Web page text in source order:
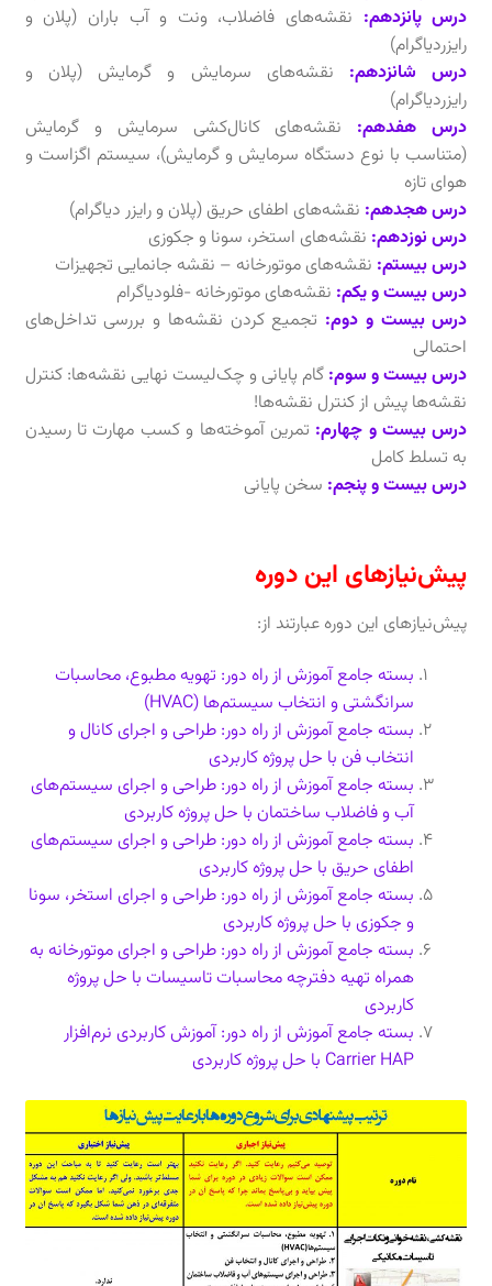
درس پانزدهم: نقشه‌های فاضلاب، ونت و آب باران ‌(پلان و
رایزردیاگرام)
درس شانزدهم: نقشه‌های سرمایش و گرمایش (پلان و
رایزردیاگرام)
درس هفدهم: نقشه‌های کانال‌کشی سرمایش و گرمایش
(متناسب با نوع دستگاه سرمایش و گرمایش)، سیستم اگزاست و
هوای تازه
درس هجدهم: نقشه‌های اطفای حریق (پلان و رایزر دیاگرام)
درس نوزدهم: نقشه‌های استخر، سونا و جکوزی
درس بیستم: نقشه‌های موتورخانه – نقشه جانمایی تجهیزات
درس بیست و یکم: نقشه‌های موتورخانه -فلودیاگرام
درس بیست و دوم: تجمیع کردن نقشه‌ها و بررسی تداخل‌های
احتمالی
درس بیست و سوم: گام پایانی و چک‌لیست نهایی نقشه‌ها: کنترل
نقشه‌ها پیش از کنترل نقشه‌ها!
درس بیست و چهارم: تمرین آموخته‌ها و کسب مهارت تا رسیدن
به تسلط کامل
درس بیست و پنجم: سخن پایانی
پیش‌نیازهای این دوره
پیش‌نیاز‌های این دوره عبارتند از:
بسته جامع آموزش از راه دور: تهویه مطبوع، محاسبات
سرانگشتی و انتخاب سیستم‌ها (HVAC)
بسته جامع آموزش از راه دور: طراحی و اجرای کانال و
انتخاب فن با حل پروژه کاربردی
بسته جامع آموزش از راه دور: طراحی و اجرای سیستم‌های
آب و فاضلاب ساختمان با حل پروژه کاربردی
بسته جامع آموزش از راه دور: طراحی و اجرای سیستم‌های
اطفای حریق با حل پروژه کاربردی
بسته جامع آموزش از راه دور: طراحی و اجرای استخر، سونا
و جکوزی با حل پروژه کاربردی
بسته جامع آموزش از راه دور: طراحی و اجرای موتورخانه به
همراه تهیه دفترچه محاسبات تاسیسات با حل پروژه
کاربردی
بسته جامع آموزش از راه دور: آموزش کاربردی نرم‌افزار
Carrier HAP با حل پروژه کاربردی